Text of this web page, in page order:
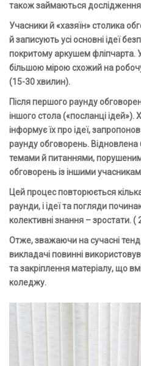
також займаються
Учасники й «хазяїн» столика
йзаписуютьусі основні ідеї
покритому аркушем фліпчарта.
більшою мірою схожий на
(15-30 хвилин).
Після першого раунду
іншого стола («посланці ідей»).
інформує їх про ідеї,
раунду обговорень. Відновлена
темами й питаннями,
обговорень із іншими
Цей процес повторюється
раунди, і ідеї та погляди
колективні знання – зростати.
Отже, зважаючи на сучасні
викладачі повинні
та закріплення матеріалу, що
коледжу.